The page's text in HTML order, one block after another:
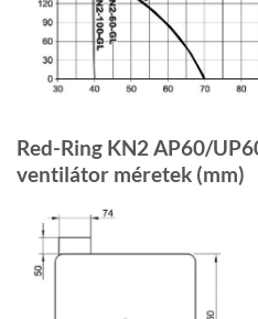
Red-Ring KN2 AP60/
ventilátor méretek (mm)